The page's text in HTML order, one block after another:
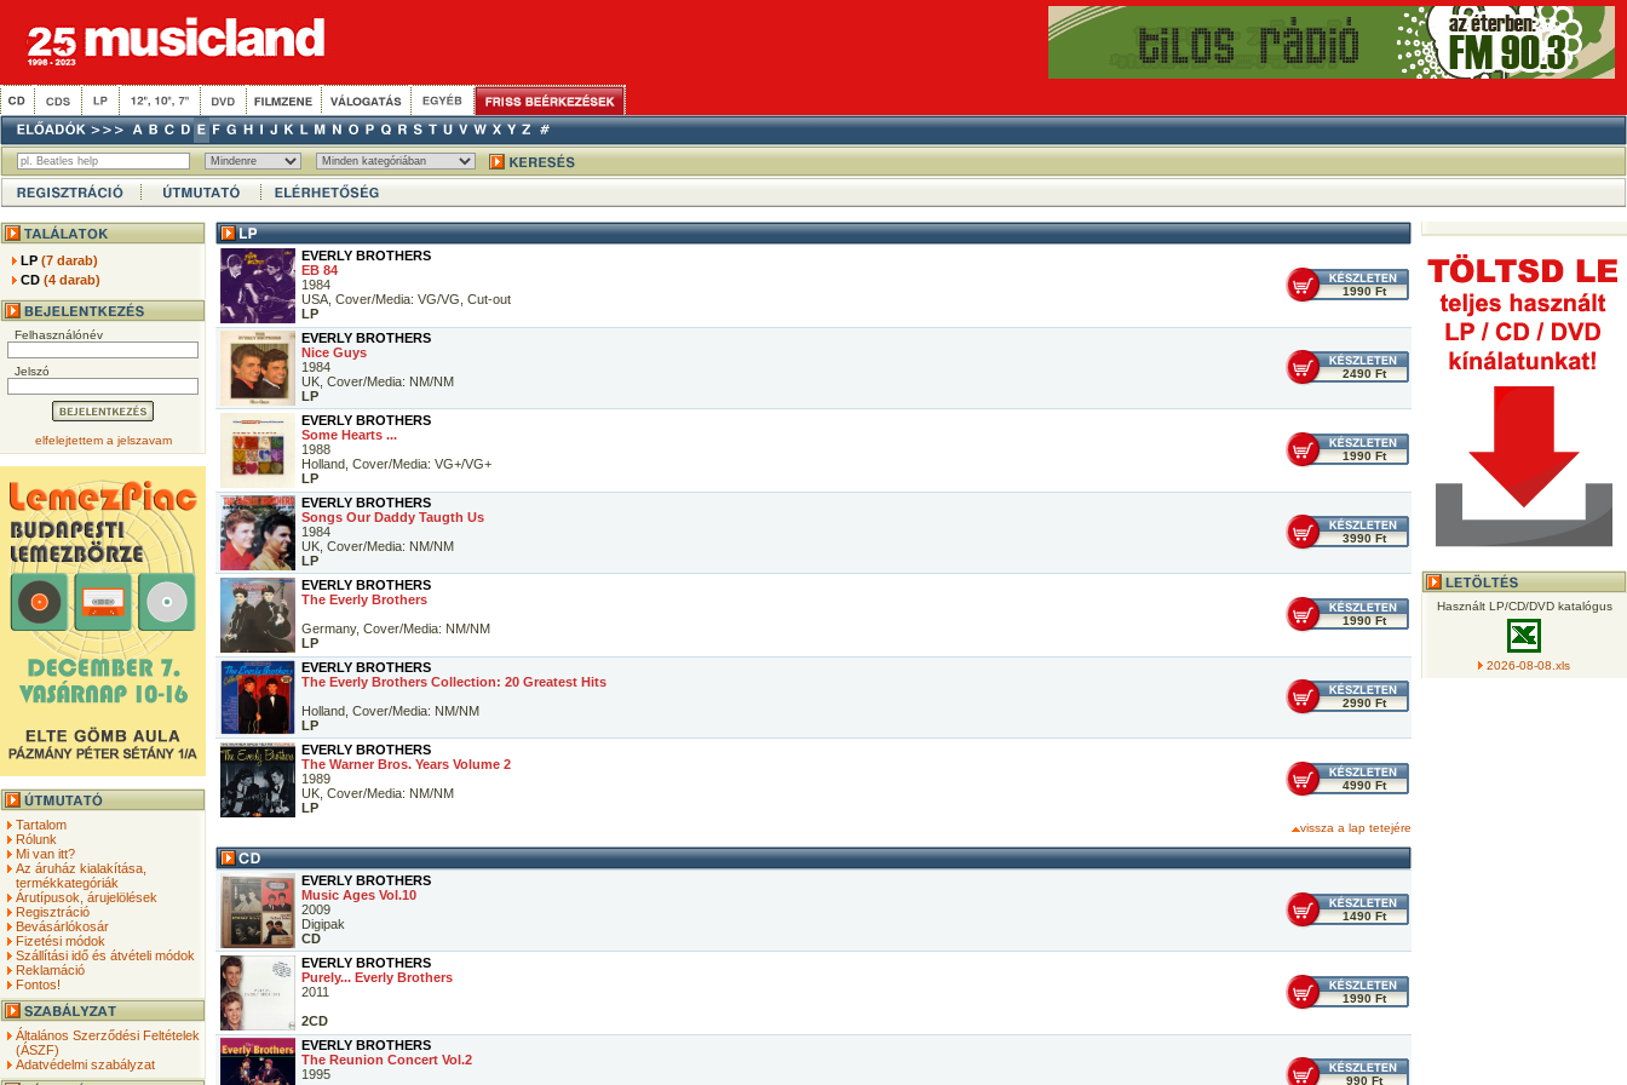
LP(7 darab)
CD(4 darab)
Felhasználónév
Jelszó
elfelejtettem a jelszavam
Tartalom
Rólunk
Mi van itt?
Az áruház kialakítása,
termékkategóriák
Árutípusok, árujelölések
Regisztráció
Bevásárlókosár
Fizetési módok
Szállítási idő és átvételi módok
Reklamáció
Fontos!
Általános Szerződési Feltételek
(ÁSZF)
Adatvédelmi szabályzat
EVERLY BROTHERS
EB 84
1984
USA, Cover/Media: VG/VG, Cut-out
LP
1990 Ft
EVERLY BROTHERS
Nice Guys
1984
UK, Cover/Media: NM/NM
LP
2490 Ft
EVERLY BROTHERS
Some Hearts ...
1988
Holland, Cover/Media: VG+/VG+
LP
1990 Ft
EVERLY BROTHERS
Songs Our Daddy Taugth Us
1984
UK, Cover/Media: NM/NM
LP
3990 Ft
EVERLY BROTHERS
The Everly Brothers
Germany, Cover/Media: NM/NM
LP
1990 Ft
EVERLY BROTHERS
The Everly Brothers Collection: 20 Greatest Hits
Holland, Cover/Media: NM/NM
LP
2990 Ft
EVERLY BROTHERS
The Warner Bros. Years Volume 2
1989
UK, Cover/Media: NM/NM
LP
4990 Ft
vissza a lap tetejére
EVERLY BROTHERS
Music Ages Vol.10
2009
Digipak
CD
1490 Ft
EVERLY BROTHERS
Purely... Everly Brothers
2011
2CD
1990 Ft
EVERLY BROTHERS
The Reunion Concert Vol.2
1995
990 Ft
Használt LP/CD/DVD katalógus
2026-08-08.xls